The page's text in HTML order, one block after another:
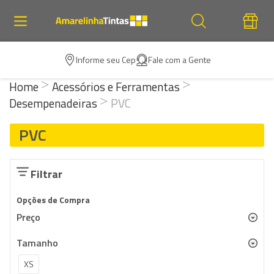
Informe seu Cep Fale com a Gente
Home
Acessórios e Ferramentas
Desempenadeiras
PVC
PVC
Filtrar
Opções de Compra
Preço
Tamanho
XS